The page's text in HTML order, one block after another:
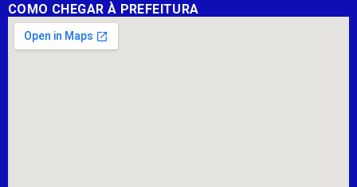
COMO CHEGAR À PREFEITURA